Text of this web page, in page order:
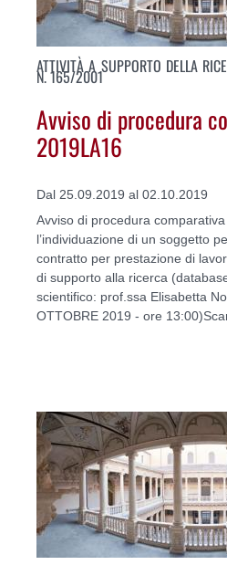
ATTIVITÀ A SUPPORTO DELLA
N. 165/2001
Avviso di procedura
2019LA16
Dal 25.09.2019 al 02.10.2019
Avviso di procedura
l’individuazione di un soggetto
contratto per prestazione di
di supporto alla ricerca
scientifico: prof.ssa Elisabetta
OTTOBRE 2019 - ore